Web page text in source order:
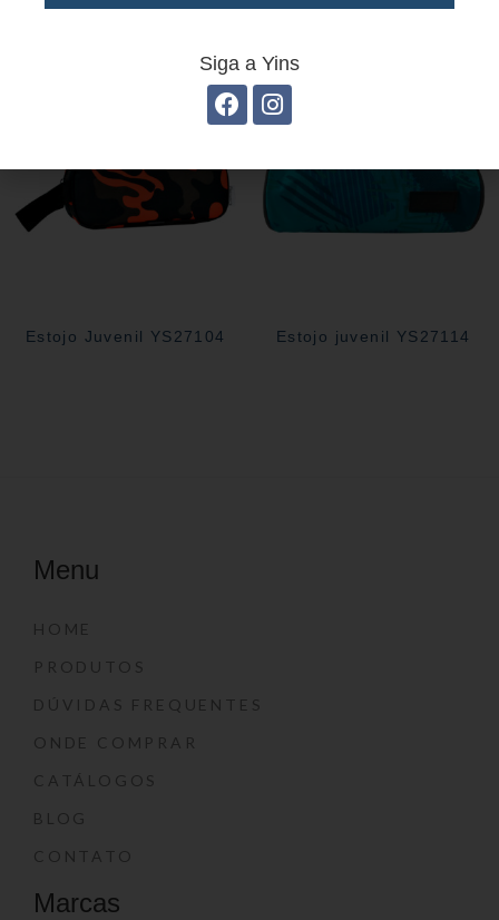
Estojo Juvenil YS27102
Estojo Juvenil YS27104 Estojo juvenil YS27114
Menu
HOME
PRODUTOS
DÚVIDAS FREQUENTES
ONDE COMPRAR
CATÁLOGOS
BLOG
CONTATO
Marcas
Siga a Yins